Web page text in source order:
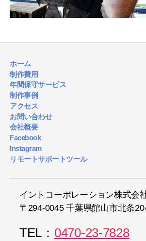
ホーム
制作費用
年間保守サービス
制作事例
アクセス
お問い合わせ
会社概要
Facebook
Instagram
リモートサポートツール
イントコーポレーション株式会
〒294-0045 千葉県館山市北条
TEL： 0470-23-7828